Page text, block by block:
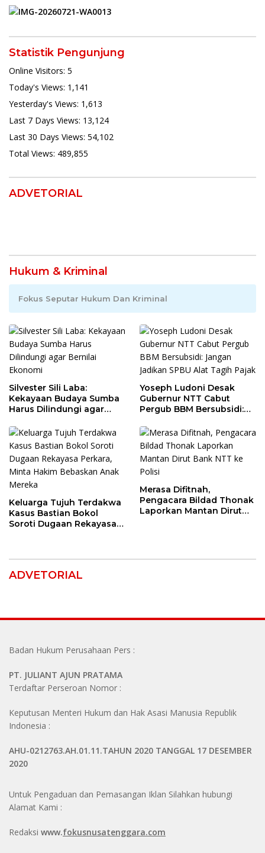
Statistik Pengunjung
Online Visitors: 5
Today's Views: 1,141
Yesterday's Views: 1,613
Last 7 Days Views: 13,124
Last 30 Days Views: 54,102
Total Views: 489,855
ADVETORIAL
Hukum & Kriminal
Fokus Seputar Hukum Dan Kriminal
Silvester Sili Laba:
Kekayaan Budaya Sumba
Harus Dilindungi agar
Yoseph Ludoni Desak
Gubernur NTT Cabut
Pergub BBM Bersubsidi:
Tagih Pajak
Keluarga Tujuh Terdakwa
Kasus Bastian Bokol
Soroti Dugaan Rekayasa
Merasa Difitnah,
Pengacara Bildad Thonak
Laporkan Mantan Dirut
ADVETORIAL
Badan Hukum Perusahaan Pers :
PT. JULIANT AJUN PRATAMA
Terdaftar Perseroan Nomor :
Keputusan Menteri Hukum dan Hak Asasi Manusia Republik
Indonesia :
AHU-0212763.AH.01.11.TAHUN 2020 TANGGAL 17 DESEMBER
2020
Untuk Pengaduan dan Pemasangan Iklan Silahkan hubungi
Alamat Kami :
Redaksi www.fokusnusatenggara.com